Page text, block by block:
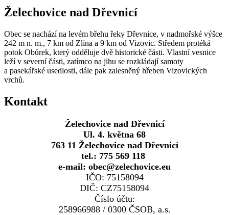
Želechovice nad Dřevnicí
Obec se nachází na levém břehu řeky Dřevnice, v nadmořské výšce
242 m n. m., 7 km od Zlína a 9 km od Vizovic. Středem protéká
potok Obůrek, který odděluje dvě historické části. Vlastní vesnice
leží v severní části, zatímco na jihu se rozkládají samoty
a pasekářské usedlosti, dále pak zalesněný hřeben Vizovických
vrchů.
Kontakt
Želechovice nad Dřevnicí
Ul. 4. května 68
763 11 Želechovice nad Dřevnicí
tel.: 775 569 118
e-mail: obec@zelechovice.eu
IČO: 75158094
DIČ: CZ75158094
Číslo účtu:
258966988 / 0300 ČSOB, a.s.